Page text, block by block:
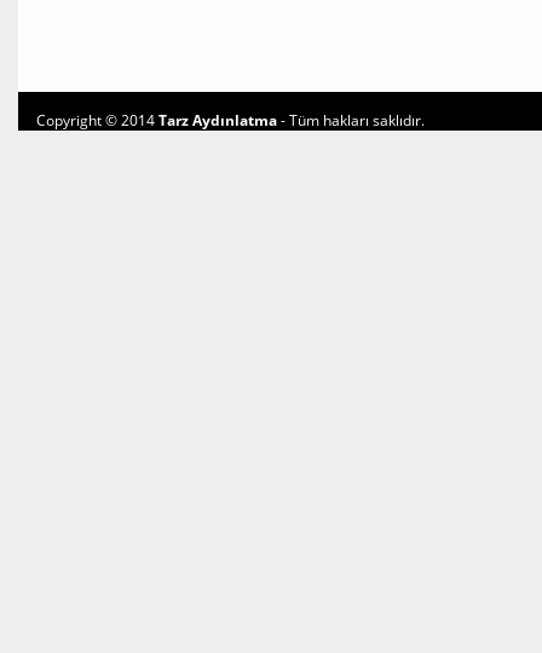
Copyright © 2014Tarz Aydınlatma- Tüm hakları saklıdır.